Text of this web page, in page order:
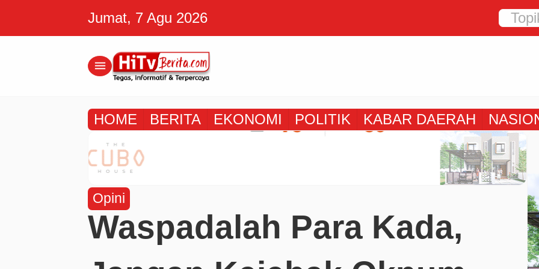
Jumat, 7 Agu 2026
menu
HOME BERITA EKONOMI POLITIK KABAR DAERAH
Opini
Waspadalah Para Kada,